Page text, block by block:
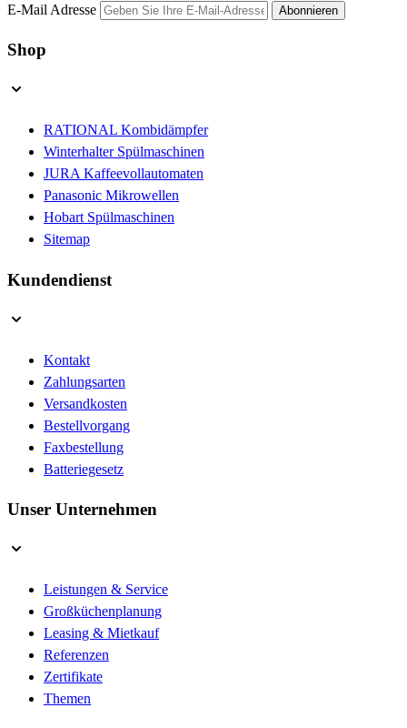
E-Mail Adresse Abonnieren
Shop
RATIONAL Kombidämpfer
Winterhalter Spülmaschinen
JURA Kaffeevollautomaten
Panasonic Mikrowellen
Hobart Spülmaschinen
Sitemap
Kundendienst
Kontakt
Zahlungsarten
Versandkosten
Bestellvorgang
Faxbestellung
Batteriegesetz
Unser Unternehmen
Leistungen & Service
Großküchenplanung
Leasing & Mietkauf
Referenzen
Zertifikate
Themen